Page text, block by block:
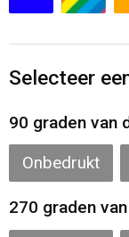
Caps,
Gilets
Selecteer
90 graden van
Onbedrukt
270 graden